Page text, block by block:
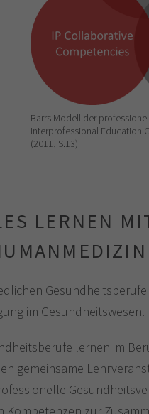
Barrs Modell der
Interprofessional Education
(2011, S.13)
LERNEN
im Gesundheitswesen.
lernen im
gemeinsame